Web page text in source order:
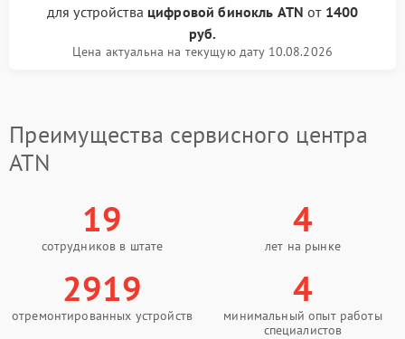
для устройства цифровой бинокль ATN от 1400
руб.
Цена актуальна на текущую дату 10.08.2026
Преимущества сервисного центра
ATN
19
сотрудников в штате
4
лет на рынке
2919
отремонтированных устройств
4
минимальный опыт работы
специалистов